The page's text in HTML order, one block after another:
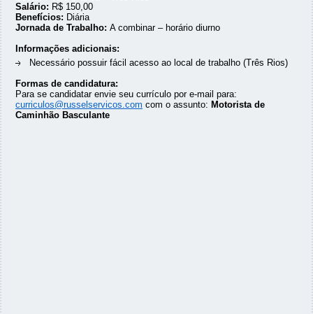
Salário: R$ 150,00
Benefícios: Diária
Jornada de Trabalho: A combinar – horário diurno
Informações adicionais:
Necessário possuir fácil acesso ao local de trabalho (Três Rios)
Formas de candidatura:
Para se candidatar envie seu currículo por e-mail para:
curriculos@russelservicos.com com o assunto: Motorista de
Caminhão Basculante